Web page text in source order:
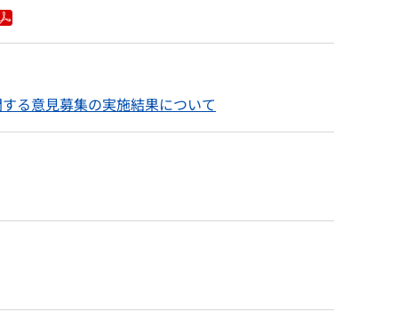
る意見募集の実施結果について